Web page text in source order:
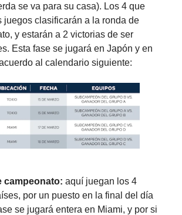
se va para su casa). Los 4 que
juegos clasificarán a la ronda de
y estarán a 2 victorias de ser
Esta fase se jugará en Japón y en
al calendario siguiente:
campeonato: aquí juegan los 4
por un puesto en la final del día
se jugará entera en Miami, y por si